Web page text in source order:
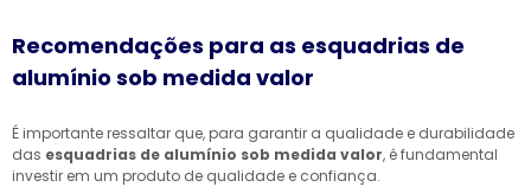
Recomendações para as esquadrias de
alumínio sob medida valor
É importante ressaltar que, para garantir a qualidade e durabilidade
das esquadrias de alumínio sob medida valor, é fundamental
investir em um produto de qualidade e confiança.